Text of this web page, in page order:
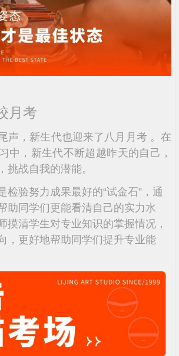
月考
声，新生代也迎来了八月月考 。在
中，新生代不断超越昨天的自己，
挑战自我的潜能。
检验努力成果最好的“试金石”，通
助同学们更能看清自己的实力水
摸清学生对专业知识的掌握情况，
，更好地帮助同学们提升专业能